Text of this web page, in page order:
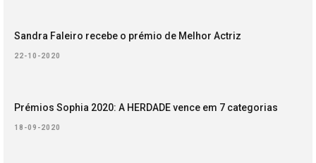
Sandra Faleiro recebe o prémio de Melhor Actriz
22-10-2020
Prémios Sophia 2020: A HERDADE vence em 7 categorias
18-09-2020